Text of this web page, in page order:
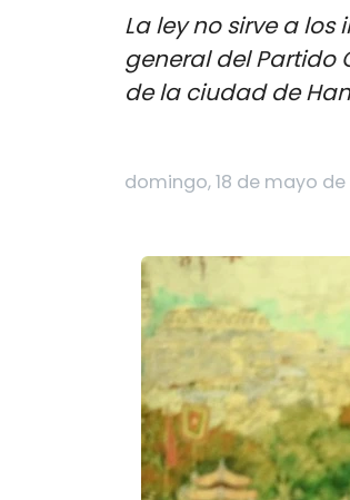
La ley no sirve a
general del Partido
de la ciudad de
domingo, 18 de mayo de